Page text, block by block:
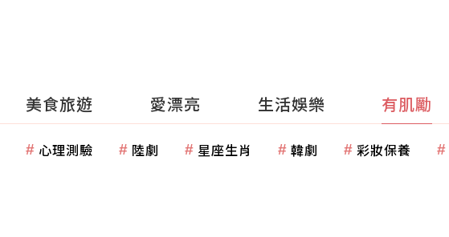
美食旅遊 愛漂亮 生活娛樂 有肌勵
心理測驗 陸劇 星座生肖 韓劇 彩妝保養